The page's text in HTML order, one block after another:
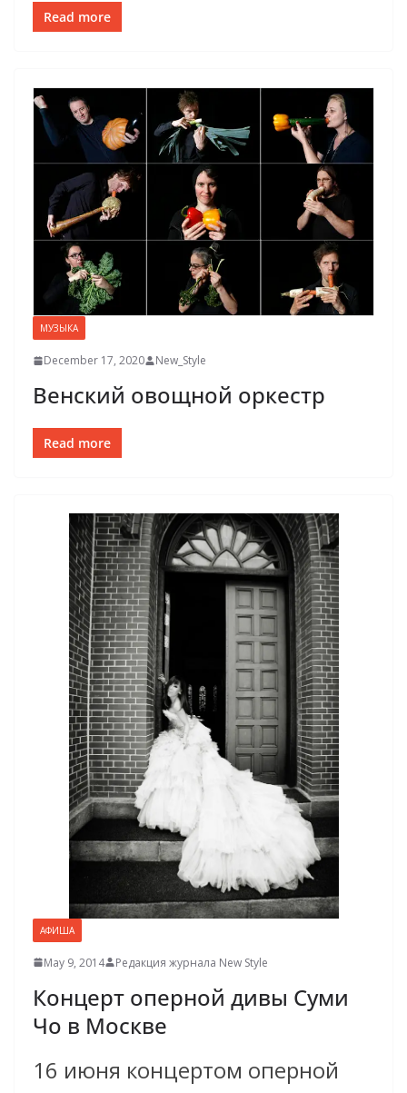
Read more
МУЗЫКА
December 17, 2020 New_Style
Венский овощной оркестр
Read more
АФИША
May 9, 2014 Редакция журнала New Style
Концерт оперной дивы Суми
Чо в Москве
16 июня концертом оперной